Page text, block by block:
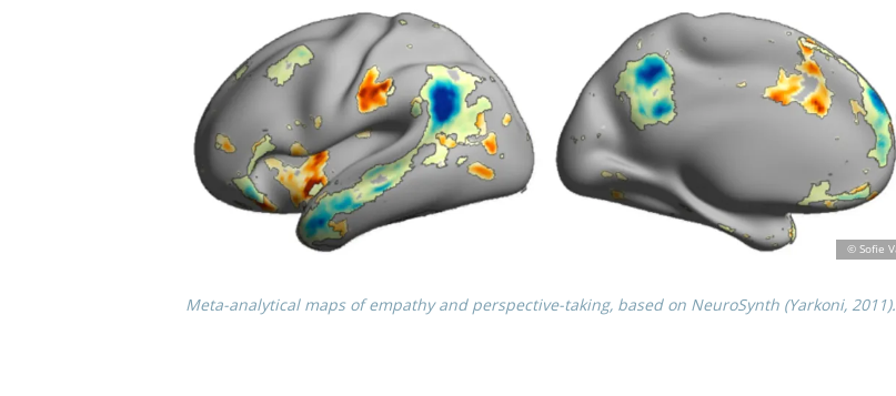
Meta-analy­ti­cal maps of empathy and perspec­tive-taking, based on Neuro­Synth (Yarkoni, 2011).